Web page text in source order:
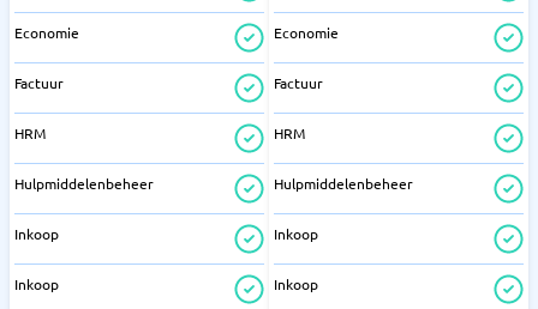
Economie
Factuur
HRM
Hulpmiddelenbeheer
Inkoop
Inkoop
Economie
Factuur
HRM
Hulpmiddelenbeheer
Inkoop
Inkoop